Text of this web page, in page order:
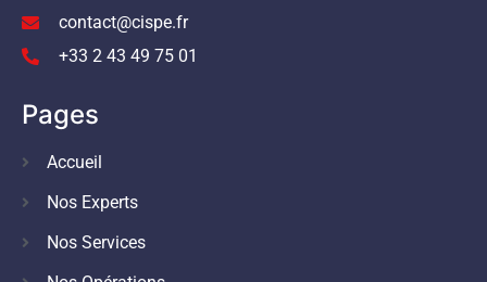
contact@cispe.fr
+33 2 43 49 75 01
Pages
Accueil
Nos Experts
Nos Services